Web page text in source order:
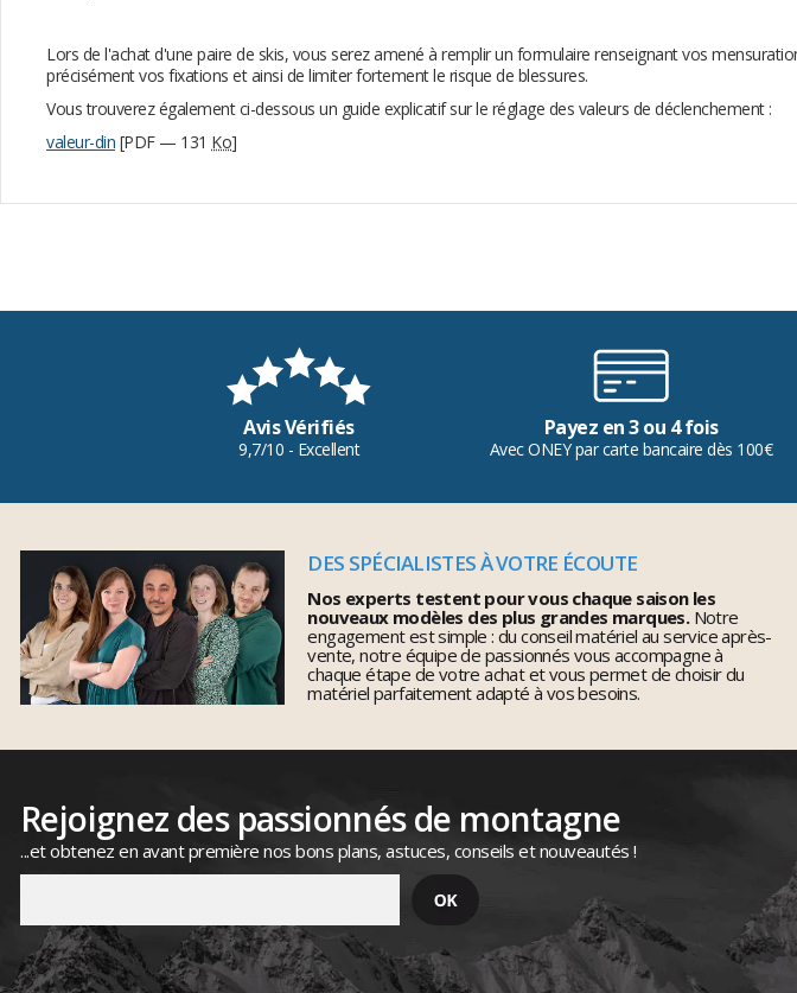
Lors de l'achat d'une paire de skis, vous serez amené à remplir un formulaire renseignant vos
précisément vos fixations et ainsi de limiter fortement le risque de blessures.
Vous trouverez également ci-dessous un guide explicatif sur le réglage des valeurs de déclenchement :
valeur-din [PDF — 131 Ko]
Avis Vérifiés
9,7/10 - Excellent
Payez en 3 ou 4 fois
Avec ONEY par carte bancaire dès 100€
DES SPÉCIALISTES À VOTRE ÉCOUTE
Nos experts testent pour vous chaque saison les
nouveaux modèles des plus grandes marques.Notre
engagement est simple : du conseil matériel au service après-
vente, notre équipe de passionnés vous accompagne à
chaque étape de votre achat et vous permet de choisir du
matériel parfaitement adapté à vos besoins.
Rejoignez des passionnés de montagne
...et obtenez en avant première nos bons plans, astuces, conseils et nouveautés !